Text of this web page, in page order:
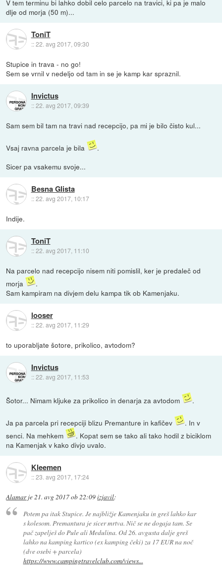
V tem terminu bi lahko dobil celo parcelo na travici, ki pa je malo
dlje od morja (50 m)...
ToniT
::22. avg 2017, 09:30
Stupice in trava - no go!
Sem se vrnil v nedeljo od tam in se je kamp kar spraznil.
Invictus
::22. avg 2017, 09:39
Sam sem bil tam na travi nad recepcijo, pa mi je bilo čisto kul...
Vsaj ravna parcela je bila
.
Sicer pa vsakemu svoje...
Besna Glista
::22. avg 2017, 10:17
Indije.
ToniT
::22. avg 2017, 11:10
Na parcelo nad recepcijo nisem niti pomislil, ker je predaleč od
morja
.
Sam kampiram na divjem delu kampa tik ob Kamenjaku.
looser
::22. avg 2017, 11:29
to uporabljate šotore, prikolico, avtodom?
Invictus
::22. avg 2017, 11:53
Šotor... Nimam kljuke za prikolico in denarja za avtodom .
Ja pa parcela pri recepciji blizu Premanture in kafičev
. In v
senci. Na mehkem
. Kopat sem se tako ali tako hodil z biciklom
na Kamenjak v kako divjo uvalo.
Kleemen
::23. avg 2017, 17:24
Alamarje21. avg 2017 ob 22:09izjavil:
Potem pa itak Stupice. Je najbližje Kamenjaku in greš lahko kar
s kolesom. Premantura je sicer mrtva. Nič se ne dogaja tam. Se
pač zapelješ do Pule ali Medulina. Od 26. avgusta dalje greš
lahko na kamping kartico (ex kamping čeki) za 17 EUR na noč
(dve osebi + parcela)
https://www.campingtravelclub.com/views...